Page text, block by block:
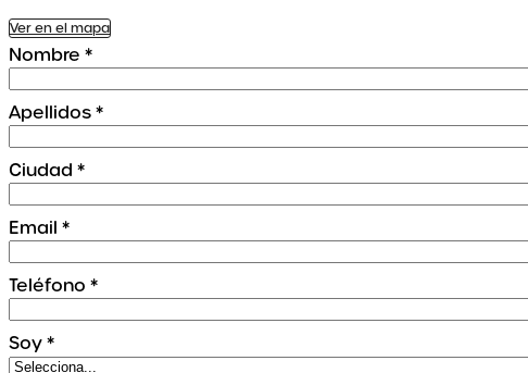
Ver en el mapa
Nombre *
Apellidos*
Ciudad *
Email *
Teléfono *
Soy*